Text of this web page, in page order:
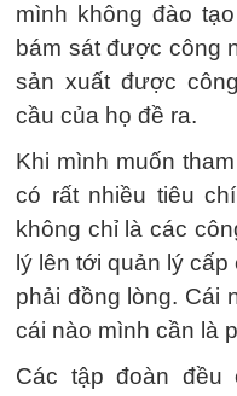
mình không đào
bám sát được công
sản xuất được
cầu của họ đề ra.
Khi mình muốn
có rất nhiều tiêu
không chỉ là các
lý lên tới quản lý
phải đồng lòng. Cái
cái nào mình cần là
Các tập đoàn đều